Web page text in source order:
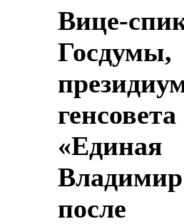
Вице-
после